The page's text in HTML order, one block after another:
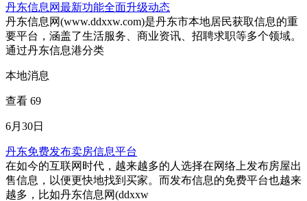
丹东信息网最新功能全面升级动态
丹东信息网(www.ddxxw.com)是丹东市本地居民获取信息的重
要平台，涵盖了生活服务、商业资讯、招聘求职等多个领域。
通过丹东信息港分类
本地消息
查看 69
6月30日
丹东免费发布卖房信息平台
在如今的互联网时代，越来越多的人选择在网络上发布房屋出
售信息，以便更快地找到买家。而发布信息的免费平台也越来
越多，比如丹东信息网(ddxxw